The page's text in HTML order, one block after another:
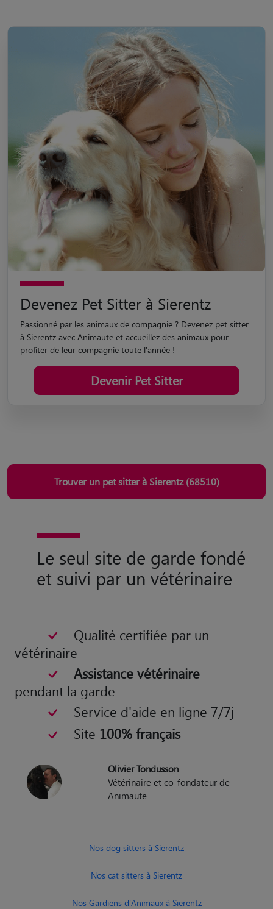
Devenez Pet Sitter à Sierentz
Passionné par les animaux de compagnie ? Devenez pet sitter
à Sierentz avec Animaute et accueillez des animaux pour
profiter de leur compagnie toute l'année !
Devenir Pet Sitter
Trouver un pet sitter à Sierentz (68510)
Le seul site de garde fondé
et suivi par un vétérinaire
Qualité certifiée par un
vétérinaire
Assistance vétérinaire
pendant la garde
Service d'aide en ligne 7/7j
Site 100% français
Olivier Tondusson
Vétérinaire et co-fondateur de
Animaute
Nos dog sitters à Sierentz
Nos cat sitters à Sierentz
Nos Gardiens d'Animaux à Sierentz